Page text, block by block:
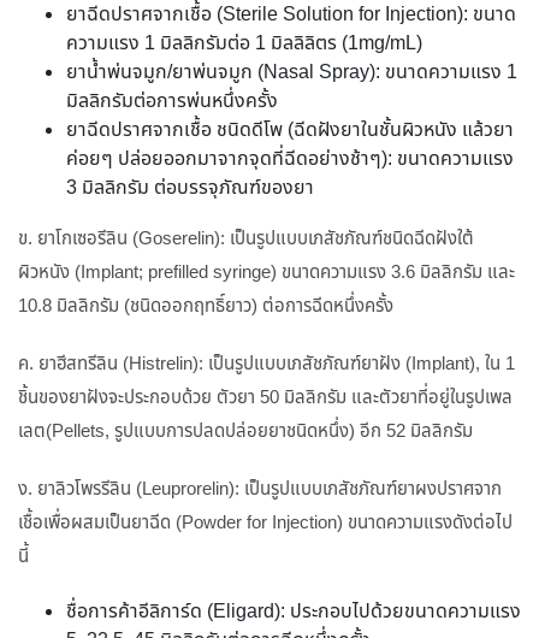
ยาฉีดปราศจากเชื้อ (Sterile Solution for Injection): ขนาด
ความแรง 1 มิลลิกรัมต่อ 1 มิลลิลิตร (1mg/mL)
ยาน้ำพ่นจมูก/ยาพ่นจมูก (Nasal Spray): ขนาดความแรง 1
มิลลิกรัมต่อการพ่นหนึ่งครั้ง
ยาฉีดปราศจากเชื้อ ชนิดดีโพ (ฉีดฝังยาในชั้นผิวหนัง แล้วยา
ค่อยๆ ปล่อยออกมาจากจุดที่ฉีดอย่างช้าๆ): ขนาดความแรง
3 มิลลิกรัม ต่อบรรจุภัณฑ์ของยา
ข. ยาโกเซอรีลิน (Goserelin): เป็นรูปแบบเภสัชภัณฑ์ชนิดฉีดฝังใต้
ผิวหนัง (Implant; prefilled syringe) ขนาดความแรง 3.6 มิลลิกรัม และ
10.8 มิลลิกรัม (ชนิดออกฤทธิ์ยาว) ต่อการฉีดหนึ่งครั้ง
ค. ยาฮีสทรีลิน (Histrelin): เป็นรูปแบบเภสัชภัณฑ์ยาฝัง (Implant), ใน 1
ชิ้นของยาฝังจะประกอบด้วย ตัวยา 50 มิลลิกรัม และตัวยาที่อยู่ในรูปเพล
เลต(Pellets, รูปแบบการปลดปล่อยยาชนิดหนึ่ง) อีก 52 มิลลิกรัม
ง. ยาลิวโพรรีลิน (Leuprorelin): เป็นรูปแบบเภสัชภัณฑ์ยาผงปราศจาก
เชื้อเพื่อผสมเป็นยาฉีด (Powder for Injection) ขนาดความแรงดังต่อไป
นี้
ชื่อการค้าอีลิการ์ด (Eligard): ประกอบไปด้วยขนาดความแรง